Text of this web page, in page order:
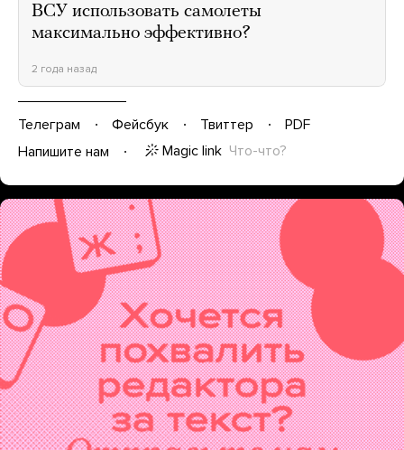
ВСУ использовать самолеты
максимально эффективно?
2 года назад
Телеграм Фейсбук Твиттер
PDF
Напишите нам
Magic link Что-что?